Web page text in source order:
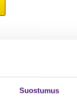
Suostumus